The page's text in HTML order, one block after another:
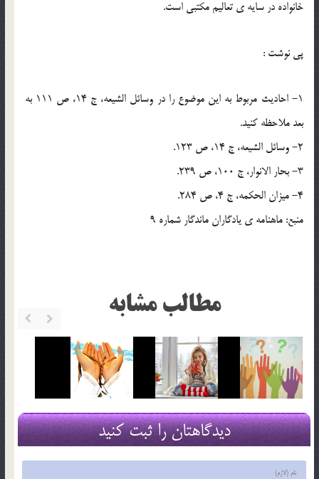
خانواده در سايه ي تعاليم مکتبي است.
پي نوشت :
1- احاديث مربوط به اين موضوع را در وسائل الشيعه، ج 14، ص 111 به
بعد ملاحظه کنيد.
2- وسائل الشيعه، ج 14، ص 123.
3- بحار الانوار، ج 100، ص 239.
4- ميزان الحکمه، ج 4، ص 284.
منبع: ماهنامه ي يادگاران ماندگار شماره 9
مطالب مشابه
دیدگاهتان را ثبت کنید